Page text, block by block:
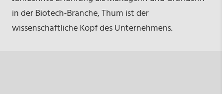
in der Biotech-Branche, Thum ist der
wissenschaftliche Kopf des Unternehmens.